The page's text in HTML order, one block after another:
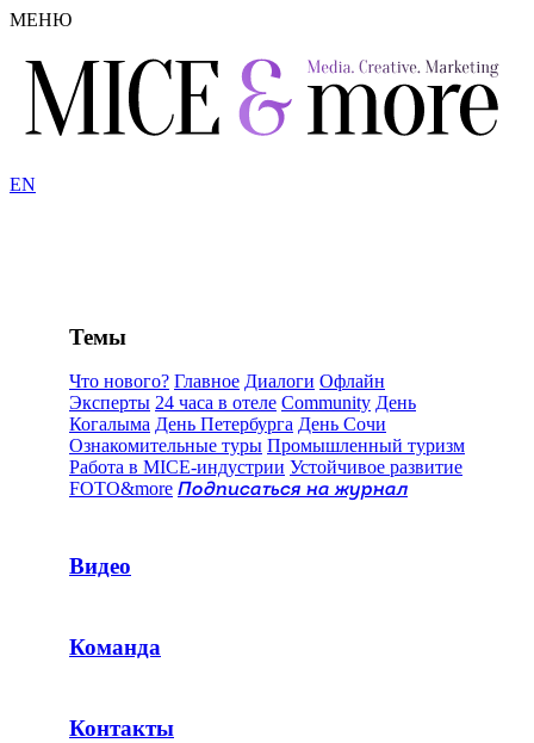
МЕНЮ
EN
Темы
Что нового? Главное Диалоги Офлайн
Эксперты 24 часа в отеле Community День
Когалыма День Петербурга День Сочи
Ознакомительные туры Промышленный туризм
Работа в MICE-индустрии Устойчивое развитие
FOTO&more Подписаться на журнал
Видео
Команда
Контакты